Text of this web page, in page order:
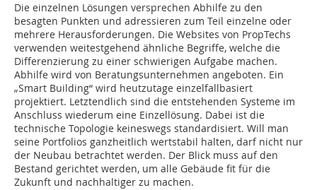
Die einzelnen Lösungen versprechen Abhilfe zu den
besagten Punkten und adressieren zum Teil einzelne oder
mehrere Herausforderungen. Die Websites von PropTechs
verwenden weitestgehend ähnliche Begriffe, welche die
Differenzierung zu einer schwierigen Aufgabe machen.
Abhilfe wird von Beratungsunternehmen angeboten. Ein
„Smart Building“ wird heutzutage einzelfallbasiert
projektiert. Letztendlich sind die entstehenden Systeme im
Anschluss wiederum eine Einzellösung. Dabei ist die
technische Topologie keineswegs standardisiert. Will man
seine Portfolios ganzheitlich wertstabil halten, darf nicht nur
der Neubau betrachtet werden. Der Blick muss auf den
Bestand gerichtet werden, um alle Gebäude fit für die
Zukunft und nachhaltiger zu machen.